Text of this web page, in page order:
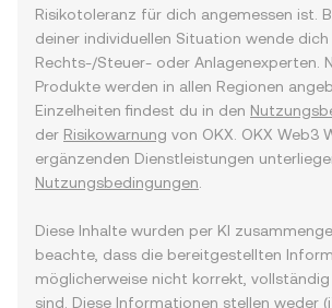
Risikotoleranz für dich angemessen ist.
deiner individuellen Situation wende
Rechts-/Steuer- oder Anlagenexperten.
Produkte werden in allen Regionen
Einzelheiten findest du in den
der Risikowarnung von OKX. OKX Web3
ergänzenden Dienstleistungen
Nutzungsbedingungen
Diese Inhalte wurden per KI
beachte, dass die bereitgestellten
möglicherweise nicht korrekt,
sind. Diese Informationen stellen weder